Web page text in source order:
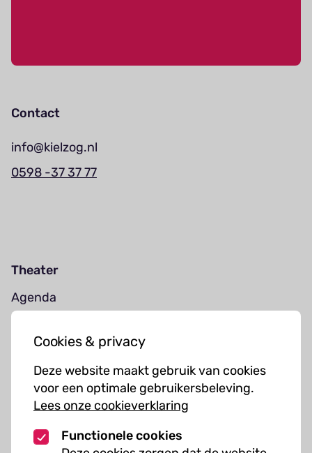
Cookies & privacy
Deze website maakt gebruik van cookies
voor een optimale gebruikersbeleving.
Lees onze cookieverklaring
Functionele cookies
Contact
info@kielzog.nl
0598 -37 37 77
Theater
Agenda
Muziekcursussen
Kunst cursussen
Over ons